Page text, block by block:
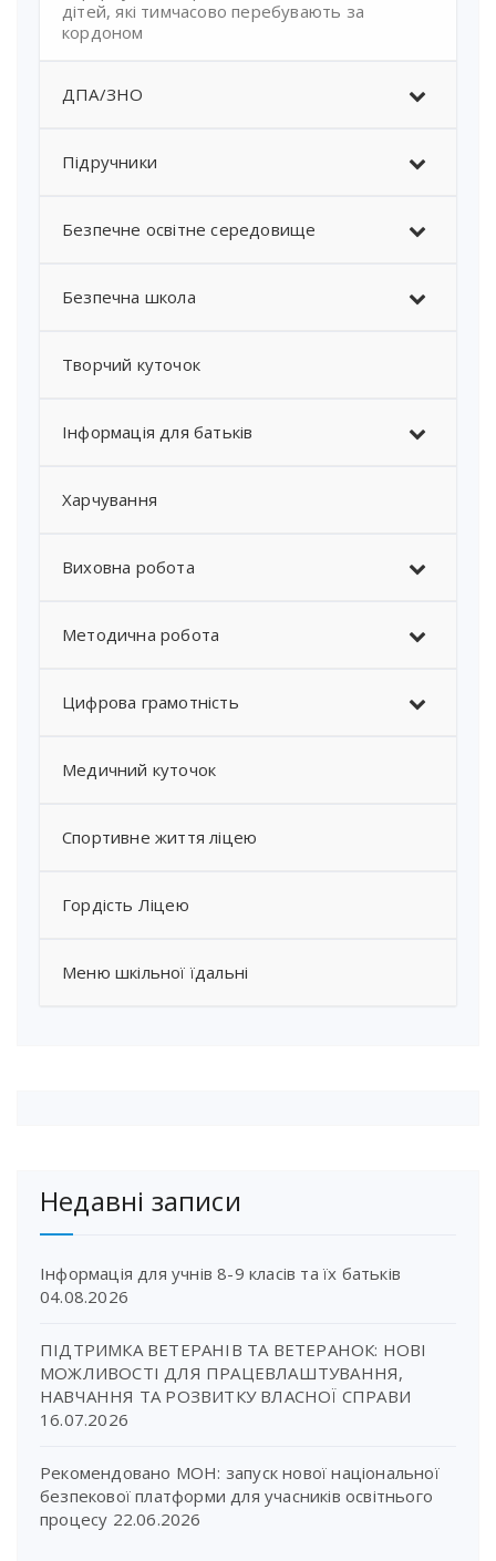
дітей, які тимчасово перебувають за
кордоном
ДПА/ЗНО
Підручники
Безпечне освітне середовище
Безпечна школа
Творчий куточок
Інформація для батьків
Харчування
Виховна робота
Методична робота
Цифрова грамотність
Медичний куточок
Спортивне життя ліцею
Гордість Ліцею
Меню шкільної їдальні
Недавні записи
Інформація для учнів 8-9 класів та їх батьків
04.08.2026
ПІДТРИМКА ВЕТЕРАНІВ ТА ВЕТЕРАНОК: НОВІ
МОЖЛИВОСТІ ДЛЯ ПРАЦЕВЛАШТУВАННЯ,
НАВЧАННЯ ТА РОЗВИТКУ ВЛАСНОЇ СПРАВИ
16.07.2026
Рекомендовано МОН: запуск нової національної
безпекової платформи для учасників освітнього
процесу 22.06.2026